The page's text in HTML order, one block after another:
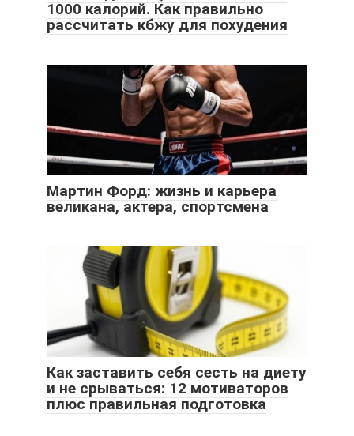
1000 калорий. Как правильно
рассчитать кбжу для похудения
Мартин Форд: жизнь и карьера
великана, актера, спортсмена
Как заставить себя сесть на диету
и не срываться: 12 мотиваторов
плюс правильная подготовка